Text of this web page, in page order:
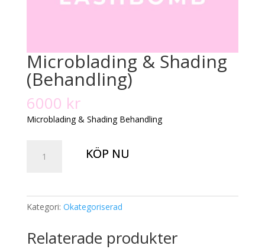
Microblading & Shading
(Behandling)
6000 kr
Microblading & Shading Behandling
KÖP NU
Kategori: Okategoriserad
Relaterade produkter